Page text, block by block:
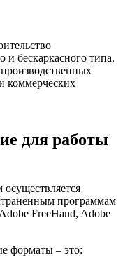
и бескаркасного типа.
коммерческих
для работы
программам
FreeHand, Adobe
форматы – это: